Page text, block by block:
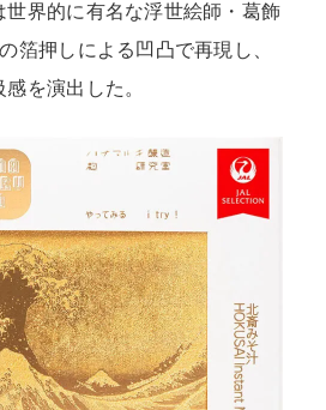
世界的に有名な浮世絵師・葛飾
箔押しによる凹凸で再現し、
を演出した。